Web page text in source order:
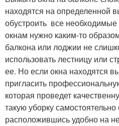
находятся на определенной
обустроить все
окнам нужно каким-то
балкона или лоджии не
использовать лестницу или
ее. Но если окна находятся
пригласить
которая проведет
такую уборку
расположившись удобно на